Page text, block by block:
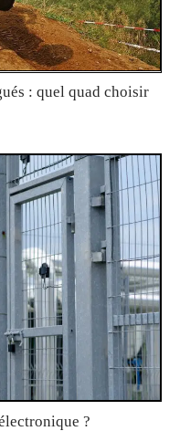
: quel quad choisir
?